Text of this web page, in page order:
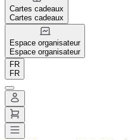
Cartes cadeaux
Cartes cadeaux
Espace organisateur
Espace organisateur
FR
FR